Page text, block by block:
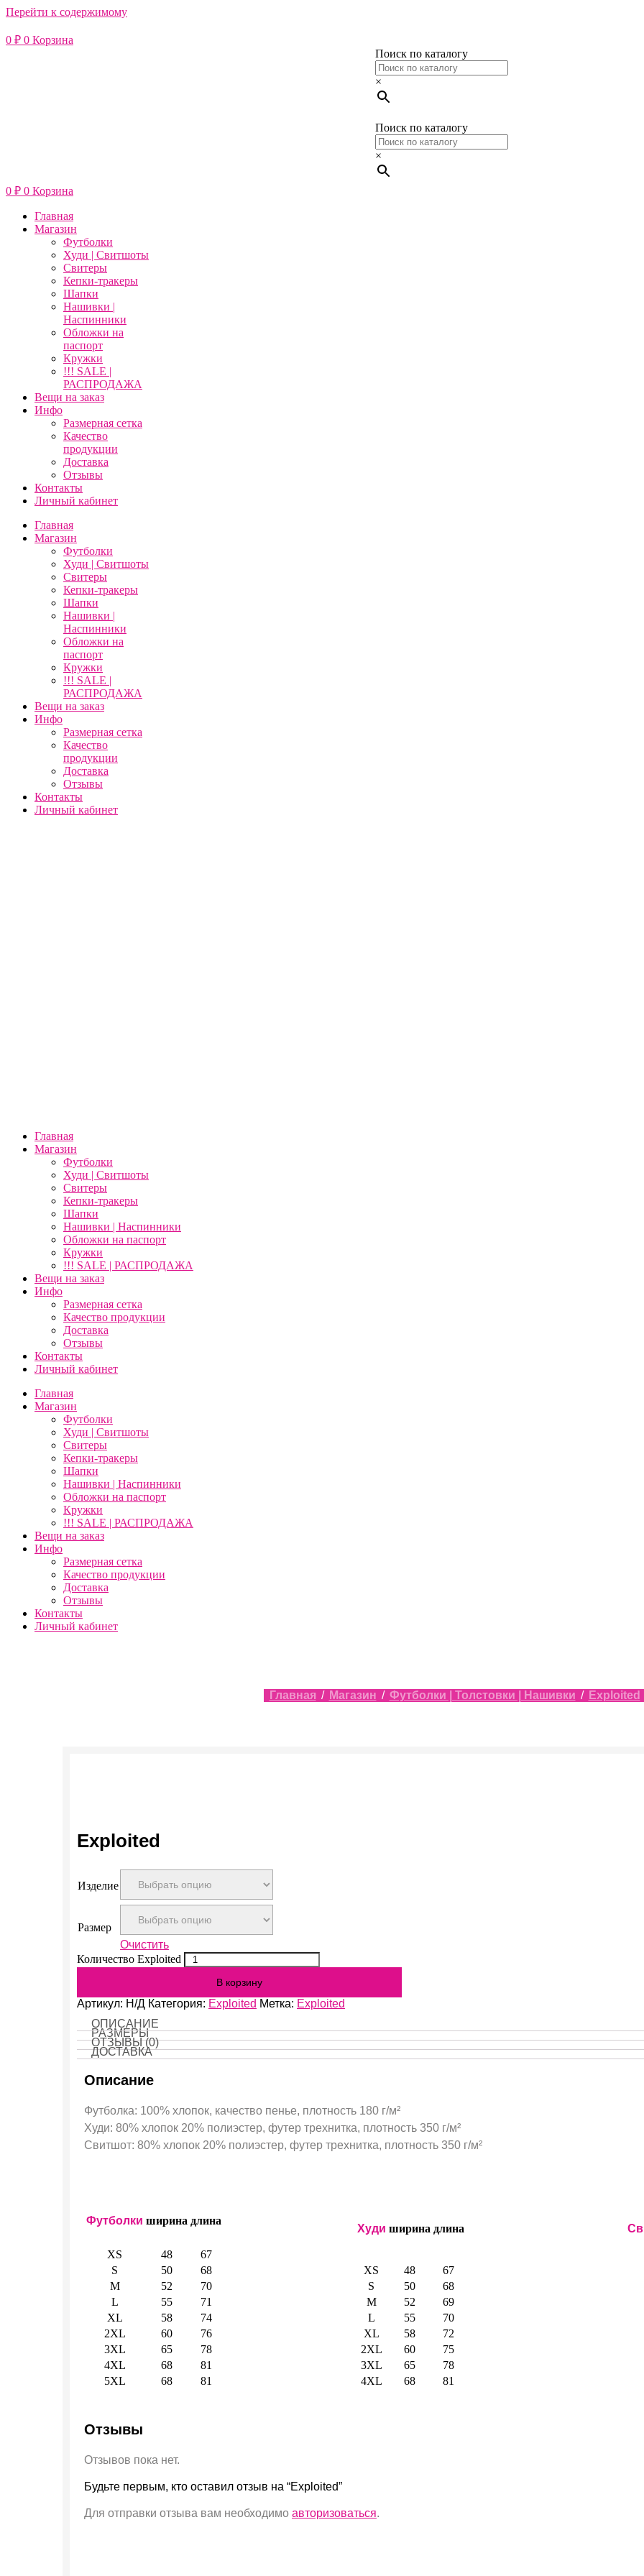
Перейти к содержимому
0 ₽ 0 Корзина
Поиск по каталогу
×
Поиск по каталогу
×
0 ₽ 0 Корзина
Главная
Магазин
Футболки
Худи | Свитшоты
Свитеры
Кепки-тракеры
Шапки
Нашивки |
Наспинники
Обложки на
паспорт
Кружки
!!! SALE |
РАСПРОДАЖА
Вещи на заказ
Инфо
Размерная сетка
Качество
продукции
Доставка
Отзывы
Контакты
Личный кабинет
Главная
Магазин
Футболки
Худи | Свитшоты
Свитеры
Кепки-тракеры
Шапки
Нашивки |
Наспинники
Обложки на
паспорт
Кружки
!!! SALE |
РАСПРОДАЖА
Вещи на заказ
Инфо
Размерная сетка
Качество
продукции
Доставка
Отзывы
Контакты
Личный кабинет
Главная
Магазин
Футболки
Худи | Свитшоты
Свитеры
Кепки-тракеры
Шапки
Нашивки | Наспинники
Обложки на паспорт
Кружки
!!! SALE | РАСПРОДАЖА
Вещи на заказ
Инфо
Размерная сетка
Качество продукции
Доставка
Отзывы
Контакты
Личный кабинет
Главная
Магазин
Футболки
Худи | Свитшоты
Свитеры
Кепки-тракеры
Шапки
Нашивки | Наспинники
Обложки на паспорт
Кружки
!!! SALE | РАСПРОДАЖА
Вещи на заказ
Инфо
Размерная сетка
Качество продукции
Доставка
Отзывы
Контакты
Личный кабинет
Главная / Магазин / Футболки | Толстовки | Нашивки / Exploited
Exploited
Изделие
Размер
Очистить
Количество Exploited
В корзину
Артикул: Н/Д Категория: Exploited Метка: Exploited
ОПИСАНИЕ
РАЗМЕРЫ
ОТЗЫВЫ (0)
ДОСТАВКА
Описание
Футболка: 100% хлопок, качество пенье, плотность 180 г/м²
Худи: 80% хлопок 20% полиэстер, футер трехнитка, плотность 350 г/м²
Свитшот: 80% хлопок 20% полиэстер, футер трехнитка, плотность 350 г/м²
Футболки ширина длина
XS 48
67
S
50
68
M
52
70
L
55
71
XL
58
74
2XL
60
76
3XL
65
78
4XL
68
81
5XL
68 81
Худи ширина длина
XS 48
67
S
50
68
M
52
69
L
55
70
XL
58
72
2XL
60
75
3XL
65
78
4XL
68 81
Отзывы
Отзывов пока нет.
Будьте первым, кто оставил отзыв на “Exploited”
Для отправки отзыва вам необходимо авторизоваться.